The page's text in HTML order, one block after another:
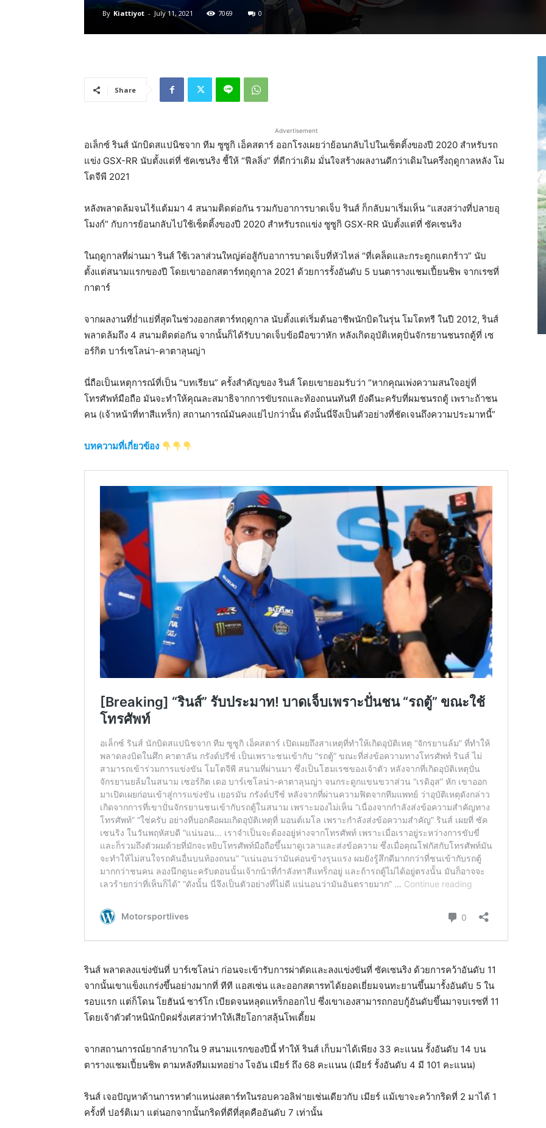
By Kiattiyot - July 11, 2021 7069 0
Share
Advertisement
อเล็กซ์ รินส์ นักบิดสแปนิชจาก ทีม ซูซูกิ เอ็คสตาร์ ออกโรงเผยว่าย้อนกลับไปในเซ็ตติ้งของปี 2020 สำหรับรถ
แข่ง GSX-RR นับตั้งแต่ที่ ซัคเซนริง ชี้ให้ “ฟีลลิ่ง” ที่ดีกว่าเดิม มั่นใจสร้างผลงานดีกว่าเดิมในครึ่งฤดูกาลหลัง โม
โตจีพี 2021
หลังพลาดล้มจนไร้แต้มมา 4 สนามติดต่อกัน รวมกับอาการบาดเจ็บ รินส์ ก็กลับมาเริ่มเห็น “แสงสว่างที่ปลายอุ
โมงก์” กับการย้อนกลับไปใช้เซ็ตติ้งของปี 2020 สำหรับรถแข่ง ซูซูกิ GSX-RR นับตั้งแต่ที่ ซัคเซนริง
ในฤดูกาลที่ผ่านมา รินส์ ใช้เวลาส่วนใหญ่ต่อสู้กับอาการบาดเจ็บที่หัวไหล่ “ที่เคล็ดและกระตูกแตกร้าว” นับ
ตั้งแต่สนามแรกของปี โดยเขาออกสตาร์ทฤดูกาล 2021 ด้วยการรั้งอันดับ 5 บนตารางแชมเปี้ยนชิพ จากเรซที่
กาตาร์
จากผลงานที่ย่ำแย่ที่สุดในช่วงออกสตาร์ทฤดูกาล นับตั้งแต่เริ่มต้นอาชีพนักบิดในรุ่น โมโตทรี ในปี 2012, รินส์
พลาดล้มถึง 4 สนามติดต่อกัน จากนั้นก็ได้รับบาดเจ็บข้อมือขวาหัก หลังเกิดอุบัติเหตุปั่นจักรยานชนรถตู้ที่ เซ
อร์กิต บาร์เซโลน่า-คาตาลุนญ่า
นี่ถือเป็นเหตุการณ์ที่เป็น “บทเรียน” ครั้งสำคัญของ รินส์ โดยเขายอมรับว่า “หากคุณเพ่งความสนใจอยู่ที่
โทรศัพท์มือถือ มันจะทำให้คุณละสมาธิจากการขับรถและท้องถนนทันที ยังดีนะครับที่ผมชนรถตู้ เพราะถ้าชน
คน (เจ้าหน้าที่ทาสีแทร็ก) สถานการณ์มันคงแย่ไปกว่านั้น ดังนั้นนี่จึงเป็นตัวอย่างที่ชัดเจนถึงความประมาทนี้”
บทความที่เกี่ยวข้อง
รินส์ พลาดลงแข่งขันที่ บาร์เซโลน่า ก่อนจะเข้ารับการผ่าตัดและลงแข่งขันที่ ซัคเซนริง ด้วยการคว้าอันดับ 11
จากนั้นเขาแข็งแกร่งขึ้นอย่างมากที่ ทีที แอสเซ่น และออกสตารทได้ยอดเยี่ยมจนทะยานขึ้นมารั้งอันดับ 5 ใน
รอบแรก แต่ก็โดน โยฮันน์ ซาร์โก เบียดจนหลุดแทร็กออกไป ซึ่งเขาเองสามารถกอบกู้อันดับขึ้นมาจบเรซที่ 11
โดยเจ้าตัวตำหนินักบิดฝรั่งเศสว่าทำให้เสียโอกาสลุ้นโพเดี้ยม
จากสถานการณ์ยากลำบากใน 9 สนามแรกของปีนี้ ทำให้ รินส์ เก็บมาได้เพียง 33 คะแนน รั้งอันดับ 14 บน
ตารางแชมเปี้ยนชิพ ตามหลังทีมเมทอย่าง โจอัน เมียร์ ถึง 68 คะแนน (เมียร์ รั้งอันดับ 4 มี 101 คะแนน)
รินส์ เจอปัญหาด้านการหาตำแหน่งสตาร์ทในรอบควอลิฟายเช่นเดียวกับ เมียร์ แม้เขาจะคว้ากริดที่ 2 มาได้ 1
ครั้งที่ ปอร์ติเมา แต่นอกจากนั้นกริดที่ดีที่สุดคืออันดับ 7 เท่านั้น